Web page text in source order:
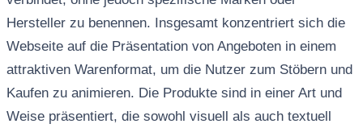
Hersteller zu benennen. Insgesamt konzentriert sich die
Webseite auf die Präsentation von Angeboten in einem
attraktiven Warenformat, um die Nutzer zum Stöbern und
Kaufen zu animieren. Die Produkte sind in einer Art und
Weise präsentiert, die sowohl visuell als auch textuell